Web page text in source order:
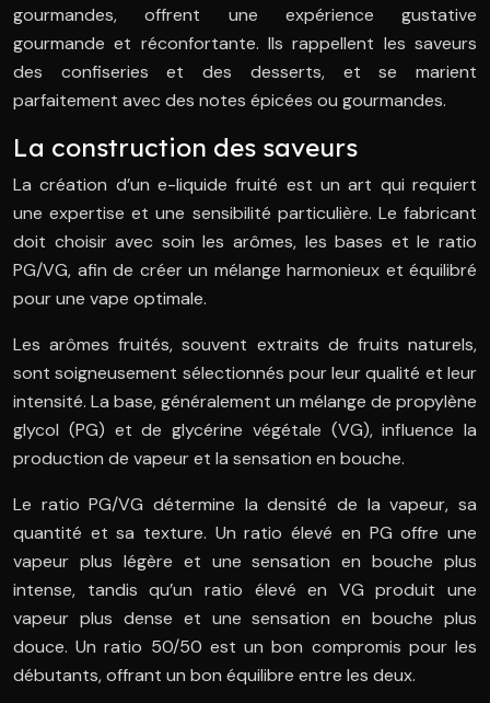
gourmandes, offrent une expérience gustative
gourmande et réconfortante. Ils rappellent les saveurs
des confiseries et des desserts, et se marient
parfaitement avec des notes épicées ou gourmandes.
La construction des saveurs
La création d’un e-liquide fruité est un art qui requiert
une expertise et une sensibilité particulière. Le fabricant
doit choisir avec soin les arômes, les bases et le ratio
PG/VG, afin de créer un mélange harmonieux et équilibré
pour une vape optimale.
Les arômes fruités, souvent extraits de fruits naturels,
sont soigneusement sélectionnés pour leur qualité et leur
intensité. La base, généralement un mélange de propylène
glycol (PG) et de glycérine végétale (VG), influence la
production de vapeur et la sensation en bouche.
Le ratio PG/VG détermine la densité de la vapeur, sa
quantité et sa texture. Un ratio élevé en PG offre une
vapeur plus légère et une sensation en bouche plus
intense, tandis qu’un ratio élevé en VG produit une
vapeur plus dense et une sensation en bouche plus
douce. Un ratio 50/50 est un bon compromis pour les
débutants, offrant un bon équilibre entre les deux.